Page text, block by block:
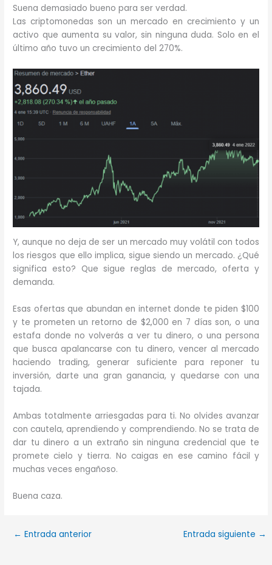
Suena demasiado bueno para ser verdad.
Las criptomonedas son un mercado en crecimiento y un
activo que aumenta su valor, sin ninguna duda. Solo en el
último año tuvo un crecimiento del 270%.
Y, aunque no deja de ser un mercado muy volátil con todos
los riesgos que ello implica, sigue siendo un mercado. ¿Qué
significa esto? Que sigue reglas de mercado, oferta y
demanda.
Esas ofertas que abundan en internet donde te piden $100
y te prometen un retorno de $2,000 en 7 días son, o una
estafa donde no volverás a ver tu dinero, o una persona
que busca apalancarse con tu dinero, vencer al mercado
haciendo trading, generar suficiente para reponer tu
inversión, darte una gran ganancia, y quedarse con una
tajada.
Ambas totalmente arriesgadas para ti. No olvides avanzar
con cautela, aprendiendo y comprendiendo. No se trata de
dar tu dinero a un extraño sin ninguna credencial que te
promete cielo y tierra. No caigas en ese camino fácil y
muchas veces engañoso.
Buena caza.
← Entrada anterior Entrada siguiente →